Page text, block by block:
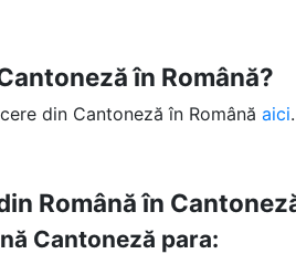
în Română?
din Cantoneză în Românăaici.
Română în
Cantoneză para: